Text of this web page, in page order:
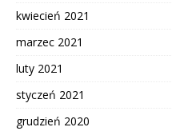
kwiecień 2021
marzec 2021
luty 2021
styczeń 2021
grudzień 2020